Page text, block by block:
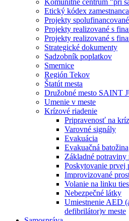
Komunitné centrum "pri
Etický kódex zamestnanca
Projekty
Projekty realizované s
Projekty realizované s
Strategické dokumenty
Sadzobník poplatkov
Smernice
Región Tekov
Štatút mesta
Družobné mesto SAINT
Umenie v meste
Krízové riadenie
Pripravenosť na
Varovné signály
Evakuácia
Evakuačná batožina
Základné potraviny
Poskytovanie prvej
Improvizované
Volanie na linku
Nebezpečné látky
Umiestnenie AED
defibrilátor)v meste